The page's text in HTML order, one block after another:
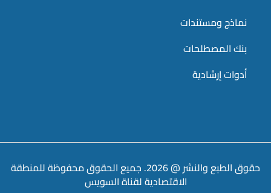
نماذج ومستندات
بنك المصطلحات
أدوات إرشادية
حقوق الطبع والنشر @ 2026. جميع الحقوق محفوظة للمنطقة
الاقتصادية لقناة السويس